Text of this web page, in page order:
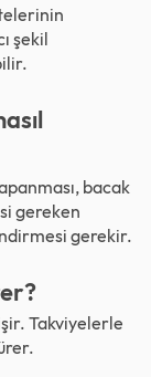
şekil
bacak
gereken
gerekir.
Takviyelerle